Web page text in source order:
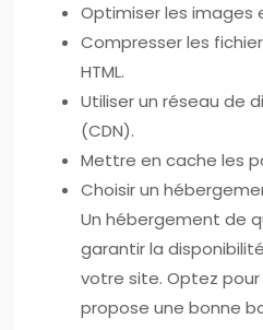
Optimiser les images
Compresser les
HTML.
Utiliser un réseau de
(CDN).
Mettre en cache les
Choisir un
Un hébergement de
garantir la
votre site. Optez
propose une bonne